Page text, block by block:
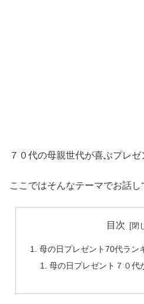
７０代の母親世代が喜ぶプレ
ここではそんなテーマでお話し
目次
母の日プレゼント70代ラン
母の日プレゼント７０代